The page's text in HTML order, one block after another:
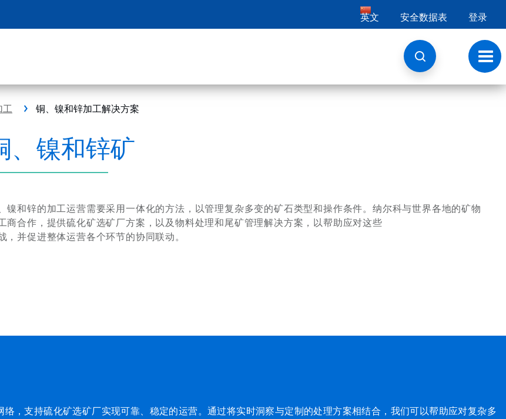
英文 安全数据表 登录
切
换
导
航
工 铜、镍和锌加工解决方案
、镍和锌矿
镍和锌的加工运营需要采用一体化的方法，以管理复杂多变的矿石类型和操作条件。纳尔科与世界各地的矿物
商合作，提供硫化矿选矿厂方案，以及物料处理和尾矿管理解决方案，以帮助应对这些
，并促进整体运营各个环节的协同联动。
，支持硫化矿选矿厂实现可靠、稳定的运营。通过将实时洞察与定制的处理方案相结合，我们可以帮助应对复杂多